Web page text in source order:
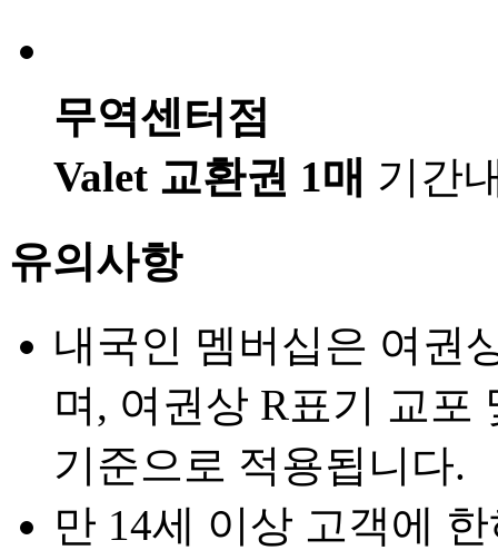
무역센터점
Valet 교환권 1매 기간
유의사항
내국인 멤버십은 여권
며, 여권상 R표기 교포
기준으로 적용됩니다.
만 14세 이상 고객에